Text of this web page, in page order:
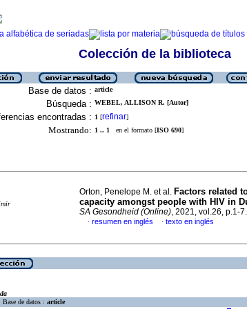
Colección de la biblioteca
Base de datos : article
Búsqueda : WEBEL, ALLISON R. [Autor]
encontradas : 1 [refinar]
Mostrando: 1 .. 1 en el formato [ISO 690]
Orton, Penelope M. et al. Factors related
capacity amongst people with HIV in
SA Gesondheid (Online), 2021, vol.26, p.1-
· resumen en inglés · texto en inglés
Base de datos : article